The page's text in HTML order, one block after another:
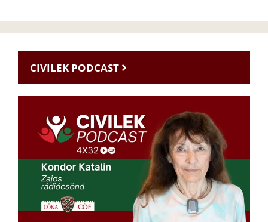
CIVILEK PODCAST